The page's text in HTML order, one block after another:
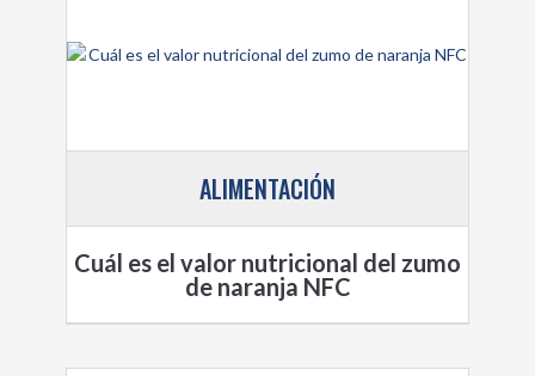
ALIMENTACIÓN
Cuál es el valor nutricional del zumo
de naranja NFC